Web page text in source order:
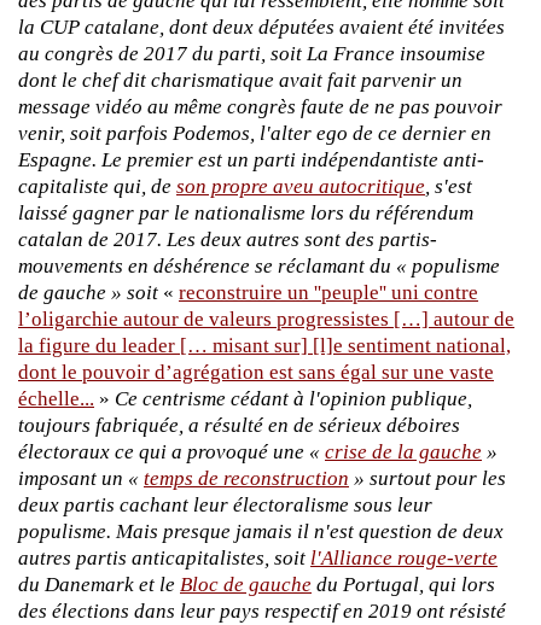
la CUP catalane, dont deux députées avaient été invitées
au congrès de 2017 du parti, soit La France insoumise
dont le chef dit charismatique avait fait parvenir un
message vidéo au même congrès faute de ne pas pouvoir
venir, soit parfois Podemos, l'alter ego de ce dernier en
Espagne. Le premier est un parti indépendantiste anti-
capitaliste qui, de son propre aveu autocritique, s'est
laissé gagner par le nationalisme lors du référendum
catalan de 2017. Les deux autres sont des partis-
mouvements en déshérence se réclamant du « populisme
de gauche » soit « reconstruire un ''peuple'' uni contre
l’oligarchie autour de valeurs progressistes […] autour de
la figure du leader [… misant sur] [l]e sentiment national,
dont le pouvoir d’agrégation est sans égal sur une vaste
échelle... » Ce centrisme cédant à l'opinion publique,
toujours fabriquée, a résulté en de sérieux déboires
électoraux ce qui a provoqué une « crise de la gauche »
imposant un « temps de reconstruction » surtout pour les
deux partis cachant leur électoralisme sous leur
populisme. Mais presque jamais il n'est question de deux
autres partis anticapitalistes, soit l'Alliance rouge-verte
du Danemark et le Bloc de gauche du Portugal, qui lors
des élections dans leur pays respectif en 2019 ont résisté